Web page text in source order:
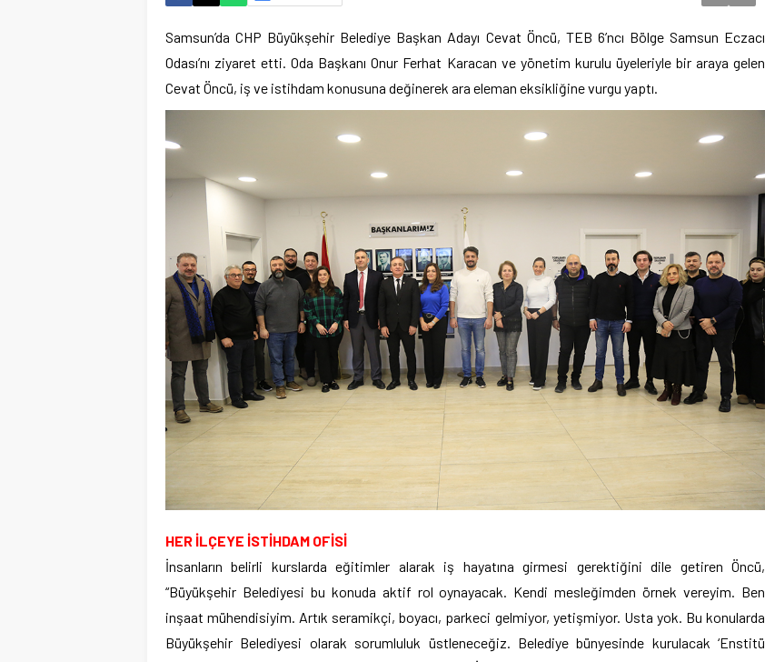
Samsun’da CHP Büyükşehir Belediye Başkan Adayı Cevat Öncü, TEB 6’ncı Bölge Samsun Eczacı
Odası’nı ziyaret etti. Oda Başkanı Onur Ferhat Karacan ve yönetim kurulu üyeleriyle bir araya gelen
Cevat Öncü, iş ve istihdam konusuna değinerek ara eleman eksikliğine vurgu yaptı.
HER İLÇEYE İSTİHDAM OFİSİ
İnsanların belirli kurslarda eğitimler alarak iş hayatına girmesi gerektiğini dile getiren Öncü,
“Büyükşehir Belediyesi bu konuda aktif rol oynayacak. Kendi mesleğimden örnek vereyim. Ben
inşaat mühendisiyim. Artık seramikçi, boyacı, parkeci gelmiyor, yetişmiyor. Usta yok. Bu konularda
Büyükşehir Belediyesi olarak sorumluluk üstleneceğiz. Belediye bünyesinde kurulacak ‘Enstitü